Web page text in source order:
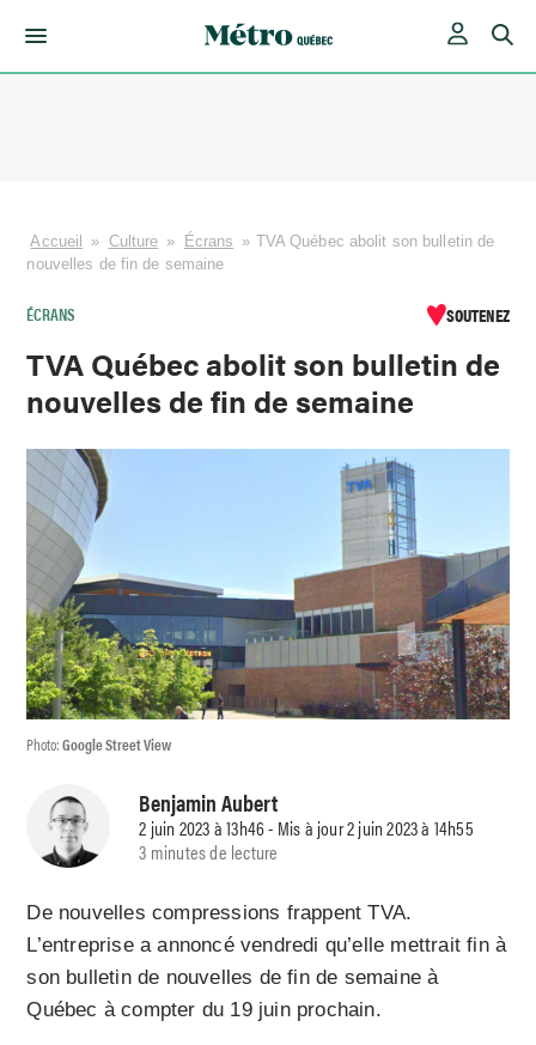
Accueil » Culture » Écrans » TVA Québec abolit son bulletin de
nouvelles de fin de semaine
ÉCRANS SOUTENEZ
TVA Québec abolit son bulletin de
nouvelles de fin de semaine
Photo:Google Street View
Benjamin Aubert
2 juin 2023 à 13h46 - Mis à jour 2 juin 2023 à 14h55
3 minutes de lecture
De nouvelles compressions frappent TVA.
L’entreprise a annoncé vendredi qu’elle mettrait fin à
son bulletin de nouvelles de fin de semaine à
Québec à compter du 19 juin prochain.